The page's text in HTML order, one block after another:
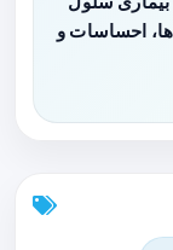
احساسات و